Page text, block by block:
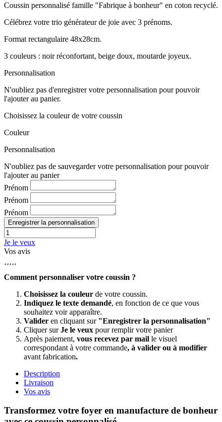
Coussin personnalisé famille "Fabrique à bonheur" en coton recyclé.
Célébrez votre trio générateur de joie avec 3 prénoms.
Format rectangulaire 48x28cm.
3 couleurs : noir réconfortant, beige doux, moutarde joyeux.
Personnalisation
N'oubliez pas d'enregistrer votre personnalisation pour pouvoir
l'ajouter au panier.
Choisissez la couleur de votre coussin
Couleur
Personnalisation
N'oubliez pas de sauvegarder votre personnalisation pour pouvoir
l'ajouter au panier
Prénom
Prénom
Prénom
Enregistrer la personnalisation
Je le veux
Vos avis
Comment personnaliser votre coussin ?
Choisissez la couleur de votre coussin.
Indiquez le texte demandé, en fonction de ce que vous
souhaitez voir apparaître.
Valider en cliquant sur "Enregistrer la personnalisation"
Cliquer surJe le veux pour remplir votre panier
Après paiement, vous recevez par mail le visuel
correspondant à votre commande, à valider ou à modifier
avant fabrication.
Description
Livraison
Vos avis
Transformez votre foyer en manufacture de bonheur